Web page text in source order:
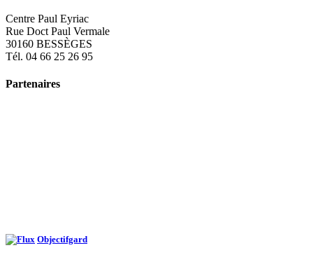
Centre Paul Eyriac
Rue Doct Paul Vermale
30160 BESSÈGES
Tél. 04 66 25 26 95
Partenaires
Objectifgard